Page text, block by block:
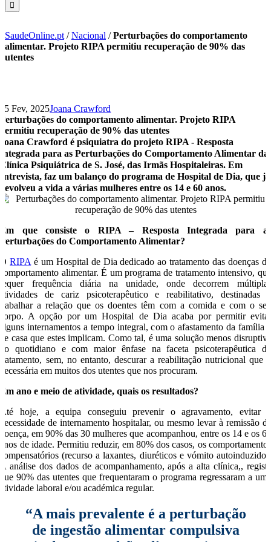
SaudeOnline.pt /Nacional /Perturbações do comportamento
alimentar. Projeto RIPA permitiu recuperação de 90% das
utentes
25 Fev, 2025Joana Crawford
Perturbações do comportamento alimentar. Projeto RIPA
permitiu recuperação de 90% das utentes
Joana Crawford é psiquiatra do projeto RIPA - Resposta
Integrada para as Perturbações do Comportamento Alimentar da
Clínica Psiquiátrica de S. José, das Irmãs Hospitaleiras. Em
entrevista, faz um balanço do programa de Hospital de Dia, que já
devolveu a vida a várias mulheres entre os 14 e 60 anos.
Em que consiste o RIPA – Resposta Integrada para as
Perturbações do Comportamento Alimentar?
ORIPA é um Hospital de Dia dedicado ao tratamento das doenças do
comportamento alimentar. É um programa de tratamento intensivo, que
requer frequência diária na unidade, onde decorrem múltiplas
atividades de cariz psicoterapêutico e reabilitativo, destinadas a
trabalhar a relação que os doentes têm com a comida e com o seu
corpo. A opção por um Hospital de Dia acaba por permitir evitar
alguns internamentos a tempo integral, com o afastamento da família e
de casa que estes implicam. Como tal, é uma solução menos disruptiva
do quotidiano e com maior ênfase na faceta psicoterapêutica do
tratamento, sem, no entanto, descurar a reabilitação nutricional que é
necessária em muitos dos utentes que nos procuram.
Em ano e meio de atividade, quais os resultados?
Até hoje, a equipa conseguiu prevenir o agravamento, evitar a
necessidade de internamento hospitalar, ou mesmo levar à remissão da
doença, em 90% das 30 mulheres que acompanhou, entre os 14 e os 60
anos de idade. Permitiu reduzir, em 80% dos casos, os comportamentos
compensatórios (recurso a laxantes, diuréticos e vómito autoinduzido).
A análise dos dados de acompanhamento, após a alta clínica,, regista
que 90% das utentes que frequentaram o programa regressaram a uma
atividade laboral e/ou académica regular.
“A mais prevalente é a perturbação
de ingestão alimentar compulsiva